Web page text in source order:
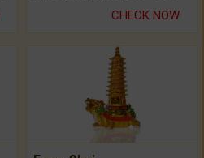
CHECK NOW